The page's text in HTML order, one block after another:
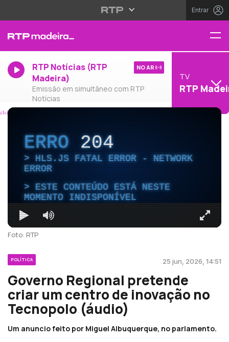
Entrar
RTP Notícias (RTP
Madeira)
Emissão em simultâneo com RTP
Notícias
NO AR
TV
RTP
ERRO204
HLS.JS FATAL ERROR - NETWORK
ERROR
ESTE CONTEÚDO ESTÁ NESTE
MOMENTO INDISPONÍVEL
Foto: RTP
POLÍTICA 25 jun, 2026, 14:51
Governo Regional pretende
criar um centro de inovação no
Tecnopolo (áudio)
Um anuncio feito por Miguel Albuquerque, no parlamento.